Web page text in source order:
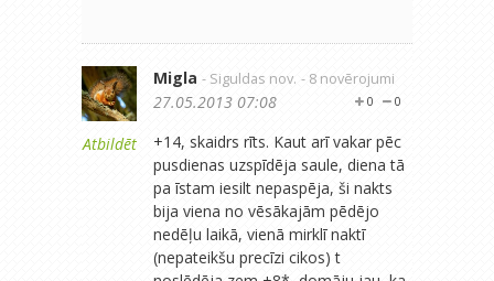
Atbildēt
Migla - Siguldas nov. - 8 novērojumi
0
0
27.05.2013 07:08
+14, skaidrs rīts. Kaut arī vakar pēc
pusdienas uzspīdēja saule, diena tā
pa īstam iesilt nepaspēja, ši nakts
bija viena no vēsākajām pēdējo
nedēļu laikā, vienā mirklī naktī
(nepateikšu precīzi cikos) t